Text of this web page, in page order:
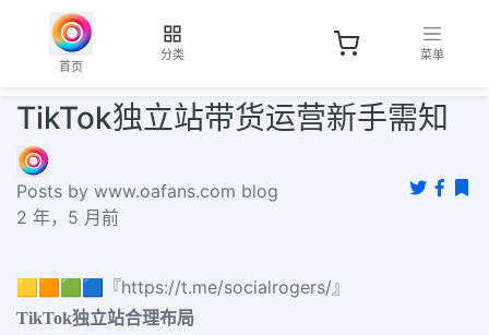
首页
分类 菜单
TikTok独立站带货运营新手需知
Posts by www.oafans.com blog
2 年，5 月前
🟨🟧🟩🟦『https://t.me/socialrogers/』
TikTok独立站合理布局